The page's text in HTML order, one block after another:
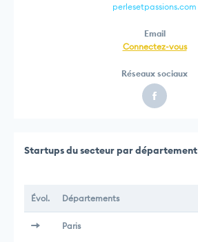
perlesetpassions.com
Email
Connectez-vous
Réseaux sociaux
Startups du secteur par département
Évol. Départements
Paris